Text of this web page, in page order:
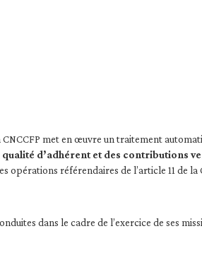
met en œuvre un traitement
d’adhérent et des contributions
opérations référendaires de l’article 11 de la
dans le cadre de l’exercice de ses